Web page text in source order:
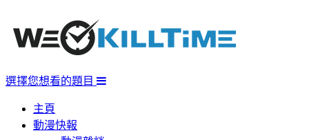
選擇您想看的題目
主頁
動漫快報